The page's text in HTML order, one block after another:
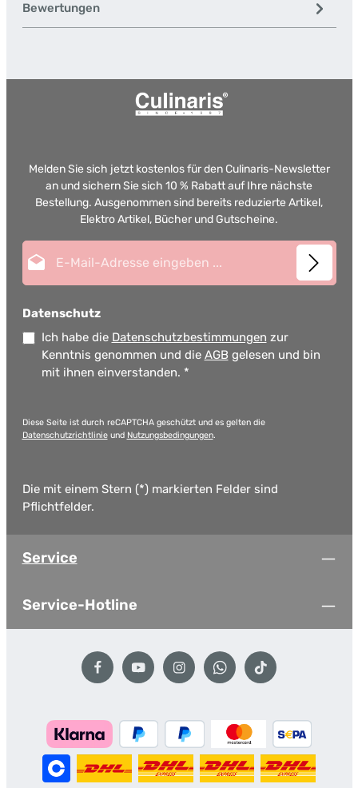
Bewertungen
Melden Sie sich jetzt kostenlos für den Culinaris-Newsletter
an und sichern Sie sich 10 % Rabatt auf Ihre nächste
Bestellung. Ausgenommen sind bereits reduzierte Artikel,
Elektro Artikel, Bücher und Gutscheine.
Datenschutz
Ich habe die Datenschutzbestimmungen zur
Kenntnis genommen und die AGB gelesen und bin
mit ihnen einverstanden. *
Diese Seite ist durch reCAPTCHA geschützt und es gelten die
Datenschutzrichtlinieund Nutzungsbedingungen.
Die mit einem Stern (*) markierten Felder sind
Pflichtfelder.
Service
Service-Hotline